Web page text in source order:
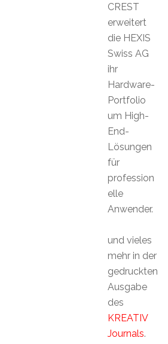
CREST
erweitert
die HEXIS
Swiss AG
ihr
Hardware-
Portfolio
um High-
End-
Lösungen
für
profession
elle
Anwender.
und vieles
mehr in der
gedruckten
Ausgabe
des
KREATIV
Journals.